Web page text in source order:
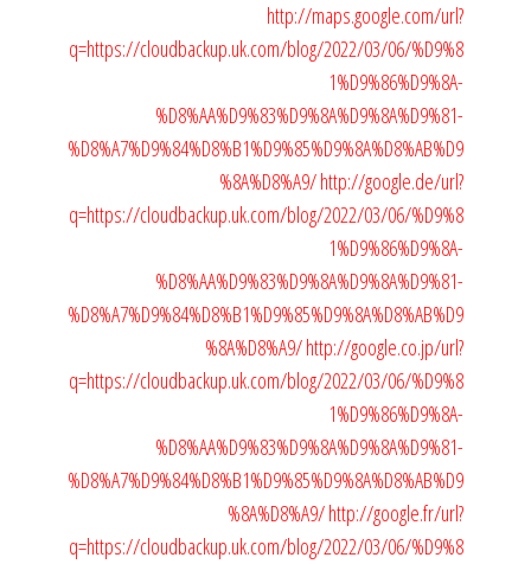
http://maps.google.com/url?
q=https://cloudbackup.uk.com/blog/2022/03/06/%D9%8
1%D9%86%D9%8A-
%D8%AA%D9%83%D9%8A%D9%8A%D9%81-
%D8%A7%D9%84%D8%B1%D9%85%D9%8A%D8%AB%D9
%8A%D8%A9/http://google.de/url?
q=https://cloudbackup.uk.com/blog/2022/03/06/%D9%8
1%D9%86%D9%8A-
%D8%AA%D9%83%D9%8A%D9%8A%D9%81-
%D8%A7%D9%84%D8%B1%D9%85%D9%8A%D8%AB%D9
%8A%D8%A9/http://google.co.jp/url?
q=https://cloudbackup.uk.com/blog/2022/03/06/%D9%8
1%D9%86%D9%8A-
%D8%AA%D9%83%D9%8A%D9%8A%D9%81-
%D8%A7%D9%84%D8%B1%D9%85%D9%8A%D8%AB%D9
%8A%D8%A9/http://google.fr/url?
q=https://cloudbackup.uk.com/blog/2022/03/06/%D9%8